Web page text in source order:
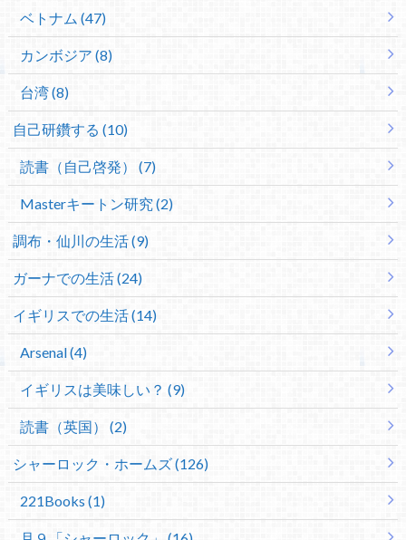
ベトナム (47)
カンボジア (8)
台湾 (8)
自己研鑽する (10)
読書（自己啓発） (7)
Masterキートン研究 (2)
調布・仙川の生活 (9)
ガーナでの生活 (24)
イギリスでの生活 (14)
Arsenal (4)
イギリスは美味しい？ (9)
読書（英国） (2)
シャーロック・ホームズ (126)
221Books (1)